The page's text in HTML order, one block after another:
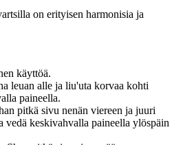
on erityisen harmonisia ja
käyttöä.
leuan alle ja liu'uta korvaa kohti
paineella.
pitkä sivu nenän viereen ja juuri
vedä keskivahvalla paineella ylöspäin